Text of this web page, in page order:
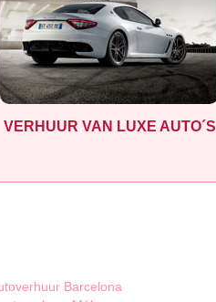
VERHUUR VAN LUXE AUTO´S
Barcelona